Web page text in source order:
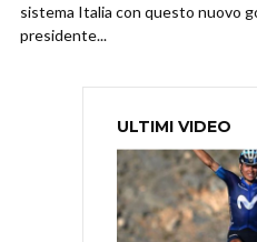
sistema Italia con questo nuovo
presidente...
ULTIMI VIDEO